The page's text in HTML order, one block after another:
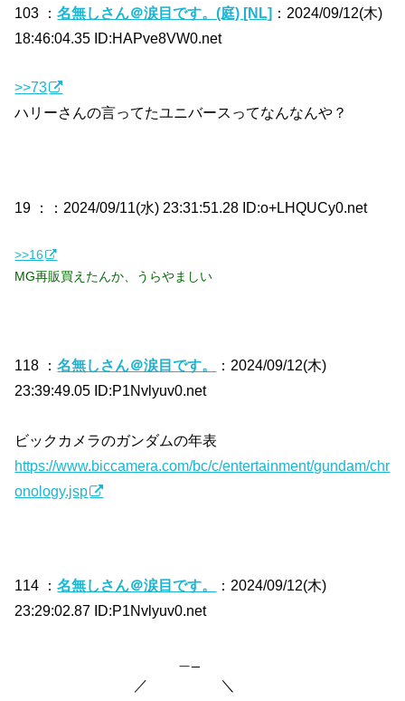
103 ：名無しさん＠涙目です。(庭) [NL] ：2024/09/12(木)
18:46:04.35 ID:HAPve8VW0.net
>>73
ハリーさんの言ってたユニバースってなんなんや？
19 ： ：2024/09/11(水) 23:31:51.28 ID:o+LHQUCy0.net
>>16
MG再販買えたんか、うらやましい
118 ：名無しさん＠涙目です。
：2024/09/12(木)
23:39:49.05 ID:P1Nvlyuv0.net
ビックカメラのガンダムの年表
https://www.biccamera.com/bc/c/entertainment/gundam/chr
onology.jsp
114 ：名無しさん＠涙目です。
：2024/09/12(木)
23:29:02.87 ID:P1Nvlyuv0.net
／ ＼